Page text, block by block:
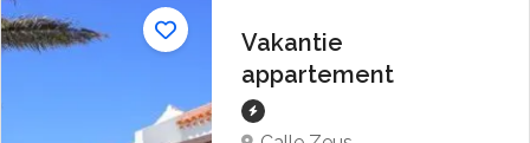
Vakantie
appartement